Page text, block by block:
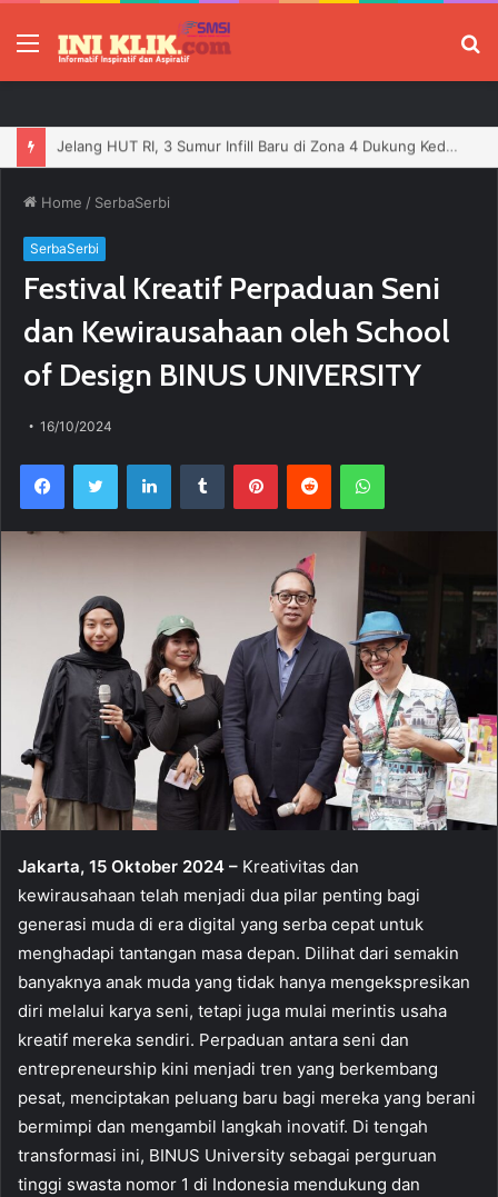
Menu
Pungli di Jalur Lintas PALI Merajalela, Preman Tantang Polisi
Home / SerbaSerbi
SerbaSerbi
Festival Kreatif Perpaduan Seni
dan Kewirausahaan oleh School
of Design BINUS UNIVERSITY
16/10/2024
Jakarta, 15 Oktober 2024 – Kreativitas dan
kewirausahaan telah menjadi dua pilar penting bagi
generasi muda di era digital yang serba cepat untuk
menghadapi tantangan masa depan. Dilihat dari semakin
banyaknya anak muda yang tidak hanya mengekspresikan
diri melalui karya seni, tetapi juga mulai merintis usaha
kreatif mereka sendiri. Perpaduan antara seni dan
entrepreneurship kini menjadi tren yang berkembang
pesat, menciptakan peluang baru bagi mereka yang berani
bermimpi dan mengambil langkah inovatif. Di tengah
transformasi ini, BINUS University sebagai perguruan
tinggi swasta nomor 1 di Indonesia mendukung dan